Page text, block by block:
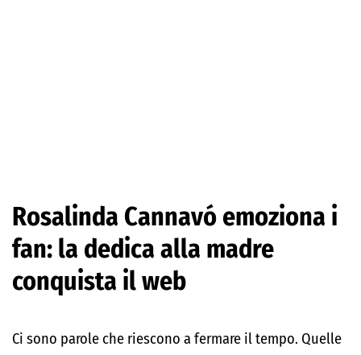
Rosalinda Cannavó emoziona i
fan: la dedica alla madre
conquista il web
Ci sono parole che riescono a fermare il tempo. Quelle